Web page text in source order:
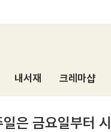
내서재 크레마샵
일은 금요일부터